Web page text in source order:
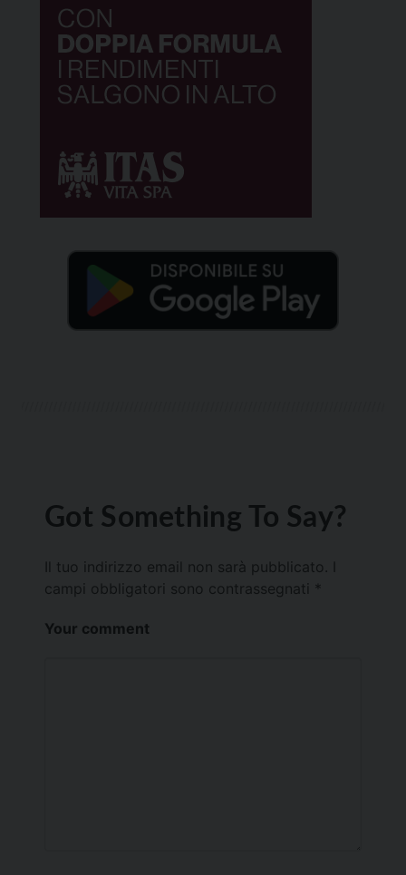
Got Something To Say?
Il tuo indirizzo email non sarà pubblicato.
campi obbligatori sono contrassegnati *
Your comment